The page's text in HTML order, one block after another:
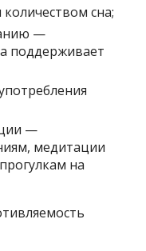
сна;
—
поддерживает
—
медитации
на